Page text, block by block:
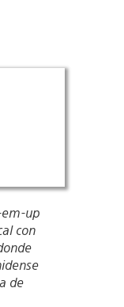
em-up
con
de